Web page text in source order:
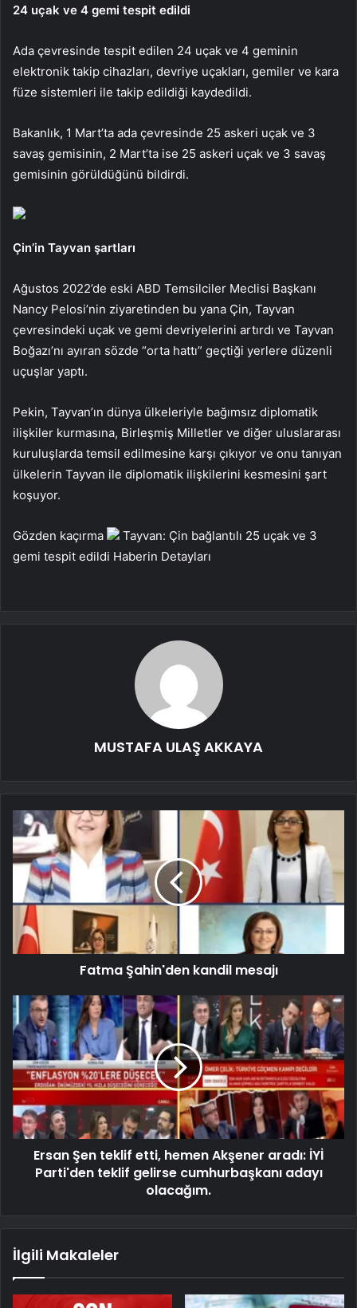
24 uçak ve 4 gemi tespit edildi
Ada çevresinde tespit edilen 24 uçak ve 4 geminin
elektronik takip cihazları, devriye uçakları, gemiler ve kara
füze sistemleri ile takip edildiği kaydedildi.
Bakanlık, 1 Mart’ta ada çevresinde 25 askeri uçak ve 3
savaş gemisinin, 2 Mart’ta ise 25 askeri uçak ve 3 savaş
gemisinin görüldüğünü bildirdi.
Çin’in Tayvan şartları
Ağustos 2022’de eski ABD Temsilciler Meclisi Başkanı
Nancy Pelosi’nin ziyaretinden bu yana Çin, Tayvan
çevresindeki uçak ve gemi devriyelerini artırdı ve Tayvan
Boğazı’nı ayıran sözde “orta hattı” geçtiği yerlere düzenli
uçuşlar yaptı.
Pekin, Tayvan’ın dünya ülkeleriyle bağımsız diplomatik
ilişkiler kurmasına, Birleşmiş Milletler ve diğer uluslararası
kuruluşlarda temsil edilmesine karşı çıkıyor ve onu tanıyan
ülkelerin Tayvan ile diplomatik ilişkilerini kesmesini şart
koşuyor.
Gözden kaçırma
Tayvan: Çin bağlantılı 25 uçak ve 3
gemi tespit edildi Haberin Detayları
MUSTAFA ULAŞ AKKAYA
Fatma Şahin'den kandil mesajı
Ersan Şen teklif etti, hemen Akşener aradı: İYİ
Parti'den teklif gelirse cumhurbaşkanı adayı
olacağım.
İlgili Makaleler